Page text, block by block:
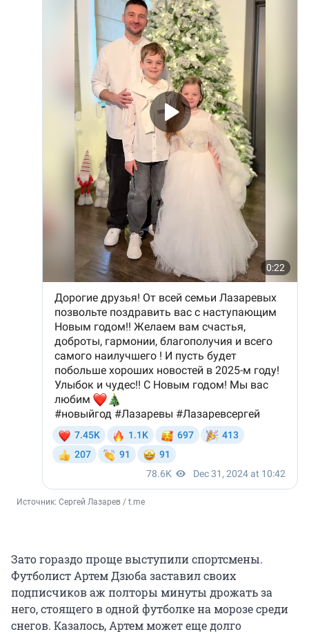
Источник: Сергей Лазарев / t.me
Зато гораздо проще выступили спортсмены.
Футболист Артем Дзюба заставил своих
подписчиков аж полторы минуты дрожать за
него, стоящего в одной футболке на морозе среди
снегов. Казалось, Артем может еще долго